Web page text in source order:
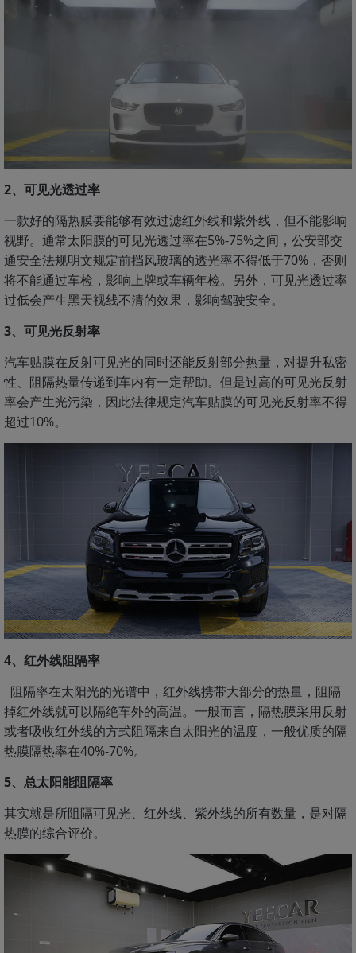
2、可见光透过率
一款好的隔热膜要能够有效过滤红外线和紫外线，但不能影响
视野。通常太阳膜的可见光透过率在5%-75%之间，公安部交
通安全法规明文规定前挡风玻璃的透光率不得低于70%，否则
将不能通过车检，影响上牌或车辆年检。另外，可见光透过率
过低会产生黑天视线不清的效果，影响驾驶安全。
3、可见光反射率
汽车贴膜在反射可见光的同时还能反射部分热量，对提升私密
性、阻隔热量传递到车内有一定帮助。但是过高的可见光反射
率会产生光污染，因此法律规定汽车贴膜的可见光反射率不得
超过10%。
4、红外线阻隔率
阻隔率在太阳光的光谱中，红外线携带大部分的热量，阻隔
掉红外线就可以隔绝车外的高温。一般而言，隔热膜采用反射
或者吸收红外线的方式阻隔来自太阳光的温度，一般优质的隔
热膜隔热率在40%-70%。
5、总太阳能阻隔率
其实就是所阻隔可见光、红外线、紫外线的所有数量，是对隔
热膜的综合评价。